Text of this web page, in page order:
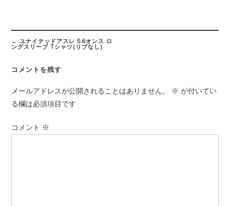
Post
navigation
← ユナイテッドアスレ 5.6オンス ロ
ングスリーブ Tシャツ(リブなし)
コメントを残す
メールアドレスが公開されることはありません。 ※ が付いてい
る欄は必須項目です
コメント ※